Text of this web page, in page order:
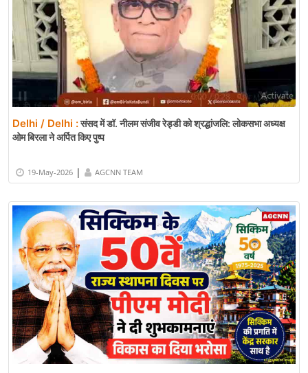
Delhi / Delhi :संसद में डॉ. नीलम संजीव रेड्डी को श्रद्धांजलि: लोकसभा अध्यक्ष
ओम बिरला ने अर्पित किए पुष्प
19-May-2026 | AGCNN TEAM